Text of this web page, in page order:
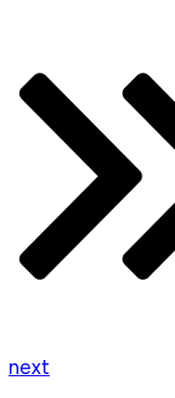
next